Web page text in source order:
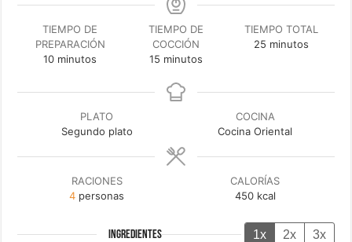
TIEMPO DE
PREPARACIÓN
10minutos
minutos
TIEMPO DE
COCCIÓN
15minutos
minutos
TIEMPO TOTAL
25 minutos
minutos
PLATO
Segundo plato
COCINA
Cocina Oriental
RACIONES
4 personas
CALORÍAS
450 kcal
INGREDIENTES 1x 2x 3x